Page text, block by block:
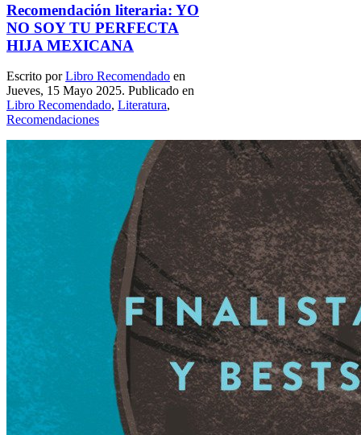
Recomendación literaria: YO
NO SOY TU PERFECTA
HIJA MEXICANA
Escrito porLibro Recomendado en
Jueves, 15 Mayo 2025. Publicado en
Libro Recomendado, Literatura,
Recomendaciones